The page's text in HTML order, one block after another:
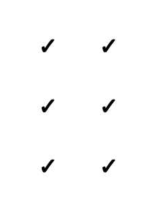
✓ ✓
✓ ✓
✓ ✓